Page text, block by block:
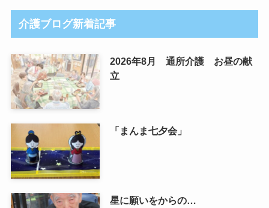
介護ブログ新着記事
2026年8月 通所介護 お昼の献
立
「まんま七夕会」
星に願いをからの…